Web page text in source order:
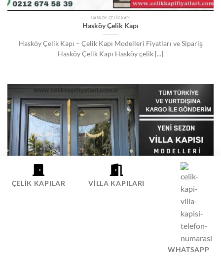
HASKÖY ÇELIK KAPI
Hasköy Çelik Kapı
Hasköy Çelik Kapı – Çelik Kapı Modelleri Fiyatları ve Sipariş
Hasköy Çelik Kapı Hasköy çelik [...]
Tarabya Villa Kapısı Modelleri Fiyatları
ÇELIK KAPILAR VILLA KAPILARI
WHATSAPP